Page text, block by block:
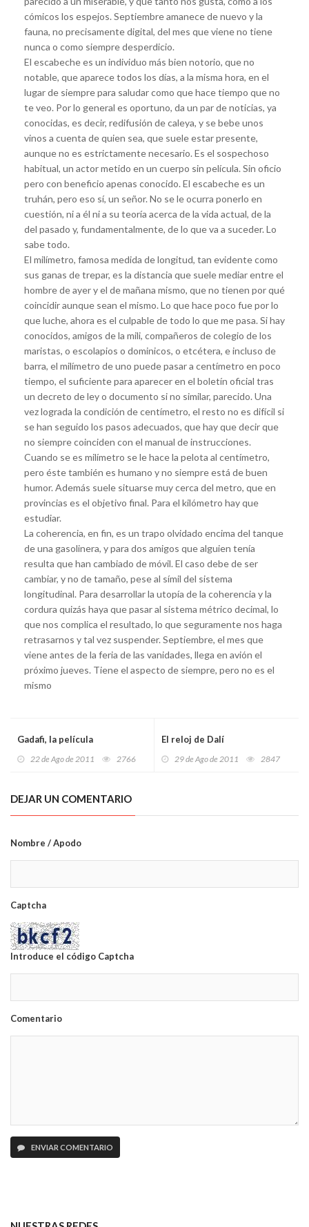
cómicos los espejos. Septiembre amanece de nuevo y la
fauna, no precisamente digital, del mes que viene no tiene
nunca o como siempre desperdicio.
El escabeche es un individuo más bien notorio, que no
notable, que aparece todos los días, a la misma hora, en el
lugar de siempre para saludar como que hace tiempo que no
te veo. Por lo general es oportuno, da un par de noticias, ya
conocidas, es decir, redifusión de caleya, y se bebe unos
vinos a cuenta de quien sea, que suele estar presente,
aunque no es estrictamente necesario. Es el sospechoso
habitual, un actor metido en un cuerpo sin película. Sin oficio
pero con beneficio apenas conocido. El escabeche es un
truhán, pero eso sí, un señor. No se le ocurra ponerlo en
cuestión, ni a él ni a su teoría acerca de la vida actual, de la
del pasado y, fundamentalmente, de lo que va a suceder. Lo
sabe todo.
El milímetro, famosa medida de longitud, tan evidente como
sus ganas de trepar, es la distancia que suele mediar entre el
hombre de ayer y el de mañana mismo, que no tienen por qué
coincidir aunque sean el mismo. Lo que hace poco fue por lo
que luche, ahora es el culpable de todo lo que me pasa. Si hay
conocidos, amigos de la mili, compañeros de colegio de los
maristas, o escolapios o dominicos, o etcétera, e incluso de
barra, el milímetro de uno puede pasar a centímetro en poco
tiempo, el suficiente para aparecer en el boletín oficial tras
un decreto de ley o documento si no similar, parecido. Una
vez lograda la condición de centímetro, el resto no es difícil si
se han seguido los pasos adecuados, que hay que decir que
no siempre coinciden con el manual de instrucciones.
Cuando se es milímetro se le hace la pelota al centímetro,
pero éste también es humano y no siempre está de buen
humor. Además suele situarse muy cerca del metro, que en
provincias es el objetivo final. Para el kilómetro hay que
estudiar.
La coherencia, en fin, es un trapo olvidado encima del tanque
de una gasolinera, y para dos amigos que alguien tenía
resulta que han cambiado de móvil. El caso debe de ser
cambiar, y no de tamaño, pese al símil del sistema
longitudinal. Para desarrollar la utopía de la coherencia y la
cordura quizás haya que pasar al sistema métrico decimal, lo
que nos complica el resultado, lo que seguramente nos haga
retrasarnos y tal vez suspender. Septiembre, el mes que
viene antes de la feria de las vanidades, llega en avión el
próximo jueves. Tiene el aspecto de siempre, pero no es el
mismo
Gadafi, la película
22 de Ago de 2011 2766
El reloj de Dalí
29 de Ago de 2011 2847
DEJAR UN COMENTARIO
Nombre / Apodo
Captcha
Introduce el código Captcha
Comentario
ENVIAR COMENTARIO